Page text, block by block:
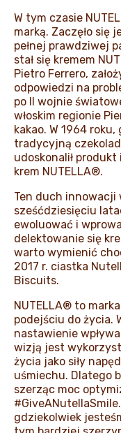
W tym czasie
marką. Zaczęło się
pełnej prawdziwej
stał się kremem
Pietro Ferrero,
odpowiedzi na
po II wojnie
włoskim regionie
kakao. W 1964
tradycyjną
udoskonalił
krem NUTELLA®.
Ten duch innowacji
sześćdziesięciu
ewoluować i
delektowanie się
warto wymienić
2017 r. ciastka
Biscuits.
NUTELLA® to
podejściu do życia.
nastawienie
wizją jest
życia jako siły
uśmiechu. Dlatego
szerząc moc
gdziekolwiek